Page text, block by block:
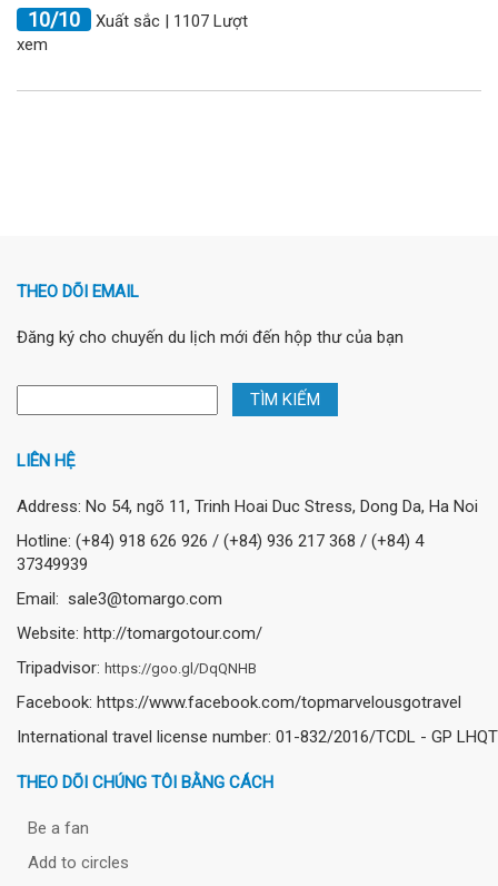
10/10
Xuất sắc | 1107 Lượt
xem
THEO DÕI EMAIL
Đăng ký cho chuyến du lịch mới đến hộp thư của bạn
LIÊN HỆ
Address: No 54, ngõ 11, Trinh Hoai Duc Stress, Dong Da, Ha Noi
Hotline: (+84) 918 626 926 / (+84) 936 217 368 / (+84) 4
37349939
Email: sale3@tomargo.com
Website: http://tomargotour.com/
Tripadvisor: https://goo.gl/DqQNHB
Facebook: https://www.facebook.com/topmarvelousgotravel
International travel license number: 01-832/2016/TCDL - GP LHQT
THEO DÕI CHÚNG TÔI BẰNG CÁCH
Be a fan
Add to circles